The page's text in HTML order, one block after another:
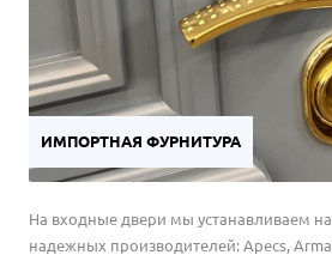
ИМПОРТНАЯ ФУРНИТУРА
На входные двери мы устанавливаем
надежных производителей: Apecs,